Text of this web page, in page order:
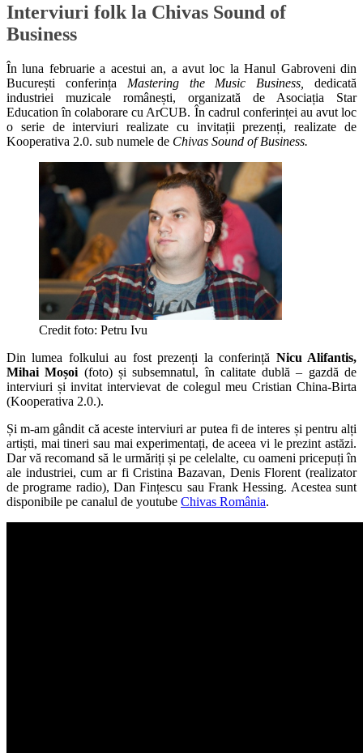
Interviuri folk la Chivas Sound of
Business
În luna februarie a acestui an, a avut loc la Hanul Gabroveni din
București conferința Mastering the Music Business,dedicată
industriei muzicale românești, organizată de Asociația Star
Education în colaborare cu ArCUB. În cadrul conferinței au avut loc
o serie de interviuri realizate cu invitații prezenți, realizate de
Kooperativa 2.0. sub numele de Chivas Sound of Business.
Credit foto: Petru Ivu
Din lumea folkului au fost prezenți la conferință Nicu Alifantis,
Mihai Moșoi (foto) și subsemnatul, în calitate dublă – gazdă de
interviuri și invitat intervievat de colegul meu Cristian China-Birta
(Kooperativa 2.0.).
Și m-am gândit că aceste interviuri ar putea fi de interes și pentru alți
artiști, mai tineri sau mai experimentați, de aceea vi le prezint astăzi.
Dar vă recomand să le urmăriți și pe celelalte, cu oameni pricepuți în
ale industriei, cum ar fi Cristina Bazavan, Denis Florent (realizator
de programe radio), Dan Fințescu sau Frank Hessing. Acestea sunt
disponibile pe canalul de youtube Chivas România.